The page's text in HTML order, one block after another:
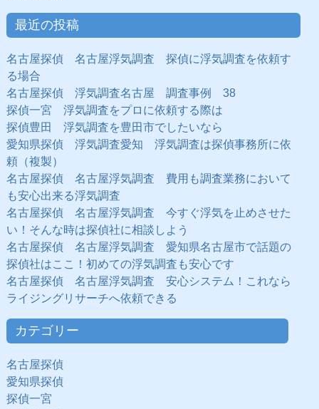
最近の投稿
名古屋探偵 名古屋浮気調査 探偵に浮気調査を依頼す
る場合
名古屋探偵 浮気調査名古屋 調査事例 38
探偵一宮 浮気調査をプロに依頼する際は
探偵豊田 浮気調査を豊田市でしたいなら
愛知県探偵 浮気調査愛知 浮気調査は探偵事務所に依
頼（複製）
名古屋探偵 名古屋浮気調査 費用も調査業務において
も安心出来る浮気調査
名古屋探偵 名古屋浮気調査 今すぐ浮気を止めさせた
い！そんな時は探偵社に相談しよう
名古屋探偵 名古屋浮気調査 愛知県名古屋市で話題の
探偵社はここ！初めての浮気調査も安心です
名古屋探偵 名古屋浮気調査 安心システム！これなら
ライジングリサーチへ依頼できる
カテゴリー
名古屋探偵
愛知県探偵
探偵一宮